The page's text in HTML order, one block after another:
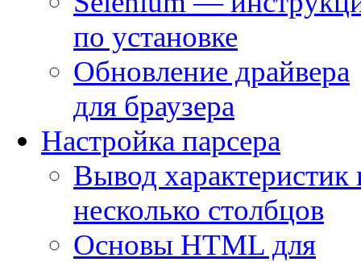
по установке
Обновление драйвера
для браузера
Настройка парсера
Вывод характеристик
несколько столбцов
Основы HTML для